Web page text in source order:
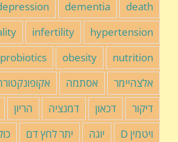
death
dementia
hypertension
infertility
nutrition
obesity
probiotics
אלצהיימר
אסתמה
דיקור
דכאון דמנציה הריון
ויטמין D
יוגה יתר לחץ דם